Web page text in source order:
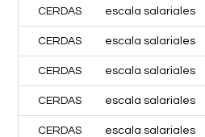
CERDAS escala salariales
CERDAS escala salariales
CERDAS escala salariales
CERDAS escala salariales
CERDAS escala salariales